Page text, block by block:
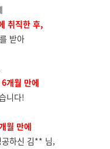
취직한 후,
받아
개월 만에
니다!
월 만에
공하신 김** 님,